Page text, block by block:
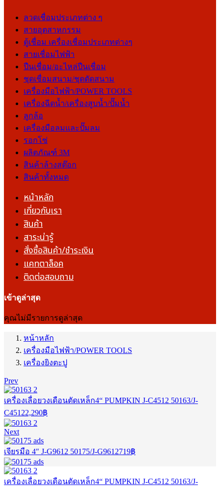
ลวดเชื่อมประเภทต่าง ๆ
สายอุตสาหกรรม
ตู้เชื่อม เครื่องเชื่อมประเภทต่างๆ
สายเชื่อมไฟฟ้า
ปืนเชื่อม/อะไหล่ปืนเชื่อม
ชุดเชื่อมสนาม/ชุดตัดสนาม
เครื่องมือไฟฟ้า/POWER TOOLS
เครื่องฉีดน้ำ/เครื่องสูบน้ำ/ปั๊มน้ำ
ลูกล้อ
เครื่องมือลมและปั๊มลม
รอกโซ่
ผลิตภัณฑ์ 3M
สินค้าล้างสต๊อก
สินค้าทั้งหมด
หน้าหลัก
เกี่ยวกับเรา
สินค้า
สาระน่ารู้
สั่งซื้อสินค้า/ชำระเงิน
แคทตาล็อค
ติดต่อสอบถาม
เข้าดูล่าสุด
คุณไม่มีรายการดูล่าสุด
หน้าหลัก
เครื่องมือไฟฟ้า/POWER TOOLS
เครื่องยิงตะปู
Prev
เครื่องเลื่อยวงเดือนตัดเหล็ก4“ PUMPKIN J-C4512 50163/J-
C45122,290฿
Next
เจียรมือ 4″ J-G9612 50175/J-G9612719฿
เครื่องเลื่อยวงเดือนตัดเหล็ก4“ PUMPKIN J-C4512 50163/J-